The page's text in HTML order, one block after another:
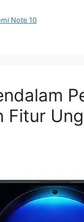
Note 10
Fitur